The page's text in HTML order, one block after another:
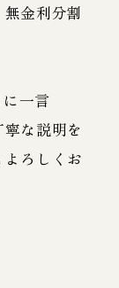
金利分割
一言
な説明を
ろしくお